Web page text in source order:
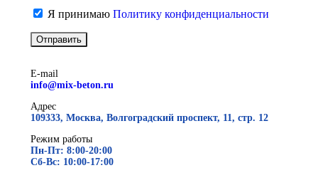
Я принимаю Политику конфиденциальности
E-mail
info@mix-beton.ru
Адрес
109333, Москва, Волгоградский проспект, 11, стр. 12
Режим работы
Пн-Пт: 8:00-20:00
Сб-Вс: 10:00-17:00